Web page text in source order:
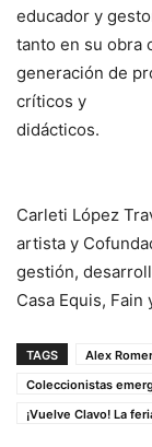
educador y
tanto en su obra
generación de
críticos y
didácticos.
Carleti López
artista y
gestión,
Casa Equis, Fain
TAGS Alex
Coleccionistas
¡Vuelve Clavo! La